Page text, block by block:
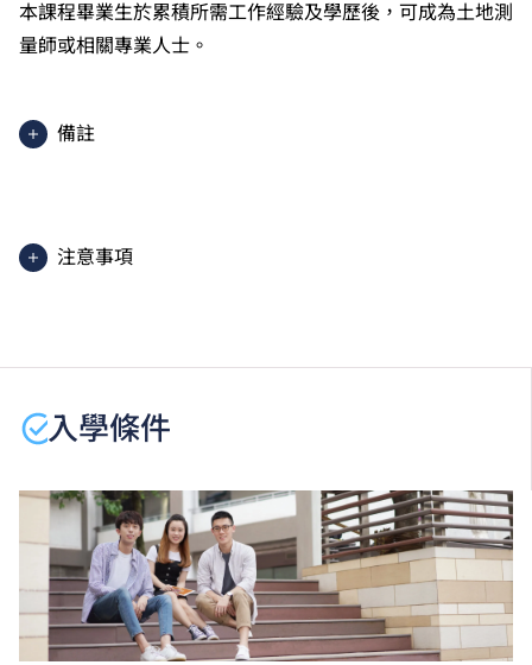
本課程畢業生於累積所需工作經驗及學歷後，可成為土地測
量師或相關專業人士。
備註
2025入學分數即2025年度獲取錄學生於香港中學文憑
考試中最佳五科成績（包括中國語文及英國語文）的分
注意事項
學生或須於其他VTC院校上課。VTC可因應情況取消任
分校／上課地點。
入學條件